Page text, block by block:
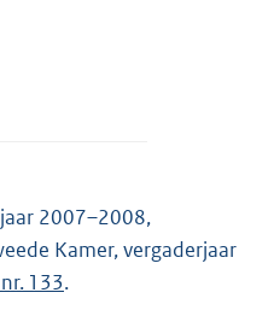
2007–2008,
Kamer, vergaderjaar
133.